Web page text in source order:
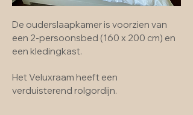
De ouderslaapkamer is voorzien van
een 2-persoonsbed (160 x 200 cm) en
een kledingkast.
Het Veluxraam heeft een
verduisterend rolgordijn.